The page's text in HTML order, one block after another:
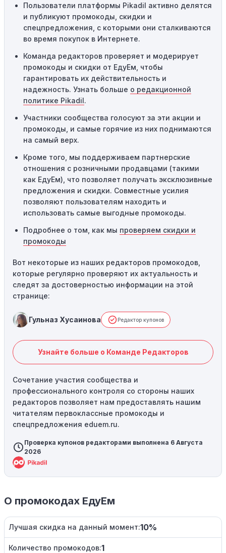
местами или регионами. Если вы находитесь за
пределами указанного региона, то код не будет
применяться.
предназначены только для однократного
использования. Если код уже был использован кем-то
другим, он не будет действовать повторно.
Технические сбои:
привести к неработоспособности кодов промокодов. В
таких случаях следует обратиться за помощью в
службу поддержки.
Пользователи платформы Pikadil активно делятся
и публикуют промокоды, скидки и
спецпредложения, с которыми они сталкиваются
во время покупок в Интернете.
Команда редакторов проверяет и модерирует
промокоды и скидки от ЕдуЕм, чтобы
гарантировать их действительность и
надежность. Узнать больше о редакционной
политике Pikadil.
Участники сообщества голосуют за эти акции и
промокоды, и самые горячие из них поднимаются
на самый верх.
Кроме того, мы поддерживаем партнерские
отношения с розничными продавцами (такими
как ЕдуЕм), что позволяет получать эксклюзивные
предложения и скидки. Совместные усилия
позволяют пользователям находить и
использовать самые выгодные промокоды.
Подробнее о том, как мы проверяем скидки и
промокоды
Вот некоторые из наших редакторов промокодов,
которые регулярно проверяют их актуальность и
следят за достоверностью информации на этой
странице:
Гульназ Хусаинова Редактор купонов
Узнайте больше о Команде Редакторов
Сочетание участия сообщества и
профессионального контроля со стороны наших
редакторов позволяет нам предоставлять нашим
читателям первоклассные промокоды и
спецпредложения eduem.ru.
Проверка купонов редакторами выполнена 6 Августа
2026
О промокодах ЕдуЕм
Лучшая скидка на данный момент:10%
Количество промокодов:1